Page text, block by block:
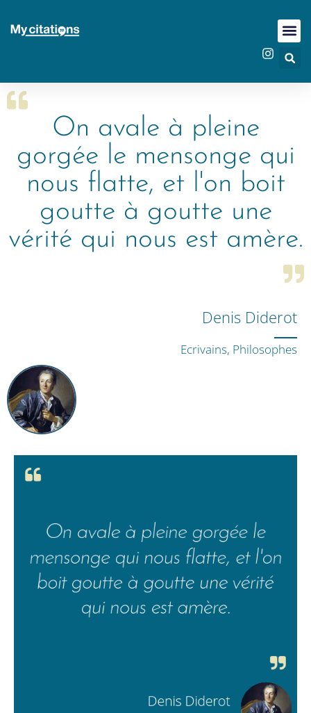
On avale à pleine
gorgée le mensonge qui
nous flatte, et l'on boit
goutte à goutte une
vérité qui nous est amère.
Denis Diderot
Ecrivains, Philosophes